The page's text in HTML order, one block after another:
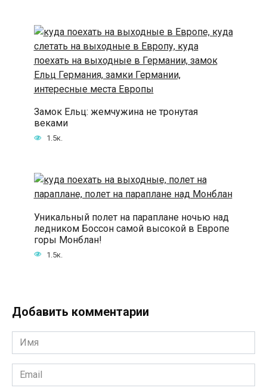
Замок Ельц: жемчужина не тронутая
веками
1.5к.
Уникальный полет на параплане ночью над
ледником Боссон самой высокой в Европе
горы Монблан!
1.5к.
Добавить комментарии
Имя
*
Email
*